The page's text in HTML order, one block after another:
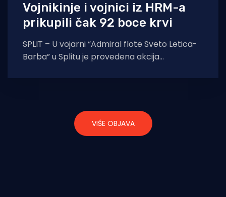
Vojnikinje i vojnici iz HRM-a
prikupili čak 92 boce krvi
SPLIT – U vojarni “Admiral flote Sveto Letica-
Barba” u Splitu je provedena akcija
Hrvatske ratne mornarice.
VIŠE OBJAVA